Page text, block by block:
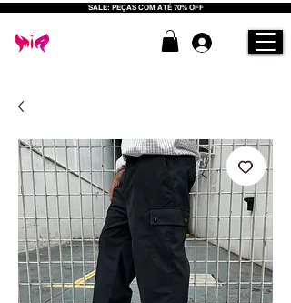
SALE: PEÇAS COM ATÉ 70% OFF